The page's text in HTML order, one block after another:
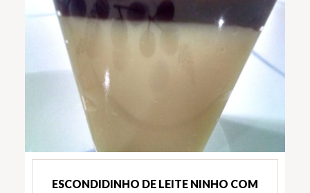
ESCONDIDINHO DE LEITE NINHO COM